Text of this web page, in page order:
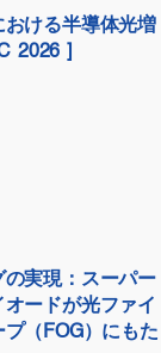
ける半導体光増
2026 ]
実現：スーパー
ードが光ファイ
（FOG）にもた